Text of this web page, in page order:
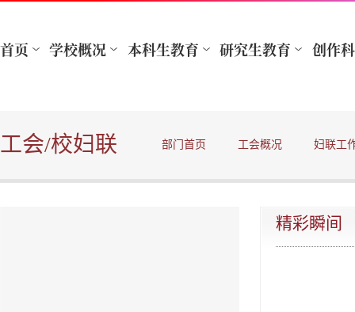
工会/校妇联 部门首页 工会概况 妇联工
精彩瞬间